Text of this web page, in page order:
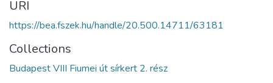
URI
https://bea.fszek.hu/handle/20.500.14711/63181
Collections
Budapest VIII Fiumei út sírkert 2. rész